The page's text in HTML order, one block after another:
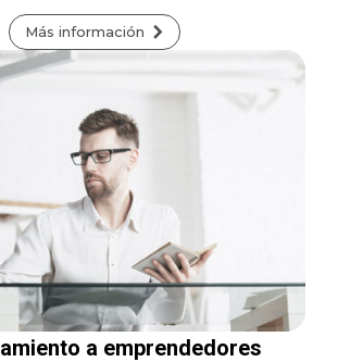
Más información
a emprendedores